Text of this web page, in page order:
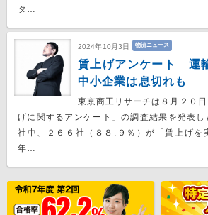
タ…
2024年10月3日 物流ニュース
賃上げアンケート 運
中小企業は息切れも
東京商工リサーチは８月２０
げに関するアンケート」の調査結果を発表し
社中、２６６社（８８.９％）が「賃上げを
年…